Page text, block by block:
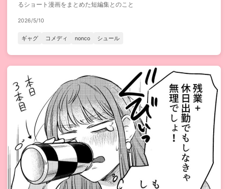
るショート漫画をまとめた短編集とのこと
2026/5/10
ギャグ コメディ nonco シュール